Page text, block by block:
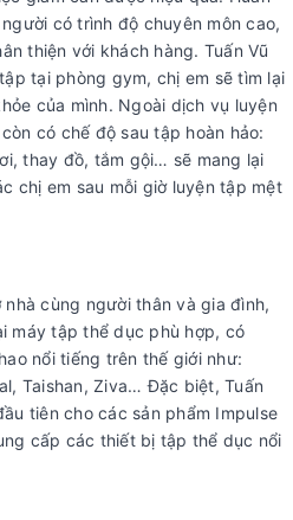
có trình độ chuyên môn cao,
thiện với khách hàng. Tuấn Vũ
tại phòng gym, chị em sẽ tìm lại
của mình. Ngoài dịch vụ luyện
có chế độ sau tập hoàn hảo:
thay đồ, tắm gội… sẽ mang lại
chị em sau mỗi giờ luyện tập mệt
cùng người thân và gia đình,
máy tập thể dục phù hợp, có
nổi tiếng trên thế giới như:
Taishan, Ziva… Đặc biệt, Tuấn
tiên cho các sản phẩm Impulse
cấp các thiết bị tập thể dục nổi